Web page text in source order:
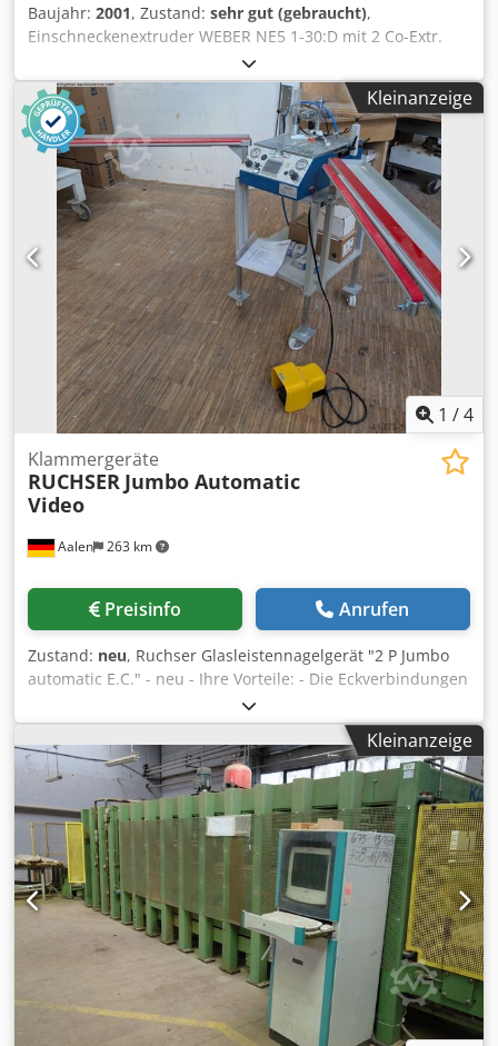
Baujahr: 2001, Zustand: sehr gut (gebraucht),
Einschneckenextruder WEBER NE5 1-30:D mit 2 Co-Extr.
WEBER ZE30 Baujahr 2001 Ausstoß ca. 200 Kg/h
Schneckendurchmesser 50 mm Anwendung: PE, PP oder
Dreischtrohr oder ummanteln von Rohren und dazu
Streifen anbringen Die Anlage hat Heizungsrohre gefertigt
Zustand: Sehr gut 2 Stück WEBER ZE30 Co-Extr.
Schneckendurchmesser 30mm Cjdpfjhy Tp Dex Acnsrf Die
Dreischichtrohr Anlage ist mein Eigentum Standort: Sachal
EXTRUSIONSMACHINEN D-26345 Bockhorn/Grabstede,
Deutschland
Kleinanzeige
1 /4
Aalen 263 km
Klammergeräte
RUCHSER Jumbo Automatic
Video
Preisinfo Anrufen
Zustand: neu, Ruchser Glasleistennagelgerät "2 P Jumbo
automatic E.C." - neu - Ihre Vorteile: - Die Eckverbindungen
sind geschlossen - Keine offenen Glasleistenfugen - Es gibt
keine farblichen Differenzen beimLackieren - Die
Glasleistenrahmen lassen sich leicht zuordnen Klammer-
Eckverbindungsmaschine 2P Jumbo Automatic E.C. zum
Klammern von Glasleistenrahmen. Wahlmöglichkeit
zwischen automatischem und manuellem Betrieb; Mit
Winkelanlage, Spanneinrichtung von oben und vorne
Druck separat regelbar. Einsetzen von parallelen und
übereinandergelagerten Klammern über elektronische
Programmiersteuerung möglich. Klammergerät auf einen
passenden Arbeitstisch montierbar, Bedienung über
Fußventil. Cjdpfovnh T Nex Acnsrf ----- Preis in dieser
Ausführung auf Anfrage! Zuzüglich gesetzlicher MwSt
sowie Verpackung/Versand ----- Bilder zeigen die Klammer-
Eckverbindungsmaschine 2P mit der Option verfahrbarer
Kleinanzeige